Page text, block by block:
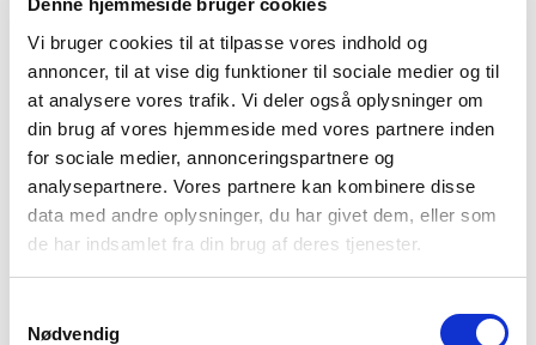
Denne hjemmeside bruger cookies
Vi bruger cookies til at tilpasse vores indhold og
annoncer, til at vise dig funktioner til sociale medier og til
at analysere vores trafik. Vi deler også oplysninger om
din brug af vores hjemmeside med vores partnere inden
for sociale medier, annonceringspartnere og
analysepartnere. Vores partnere kan kombinere disse
data med andre oplysninger, du har givet dem, eller som
de har indsamlet fra din brug af deres tjenester.
Nødvendig